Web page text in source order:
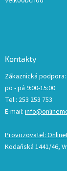
Kontakty
Zákaznická podpora:
po - pá 9:00-15:00
Tel.: 253 253 753
E-mail:
Provozovatel:
Kodaňská 1441/46,